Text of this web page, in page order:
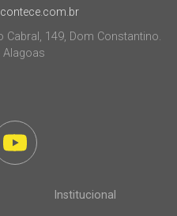
Cabral, 149, Dom Constantino.
Alagoas
Institucional